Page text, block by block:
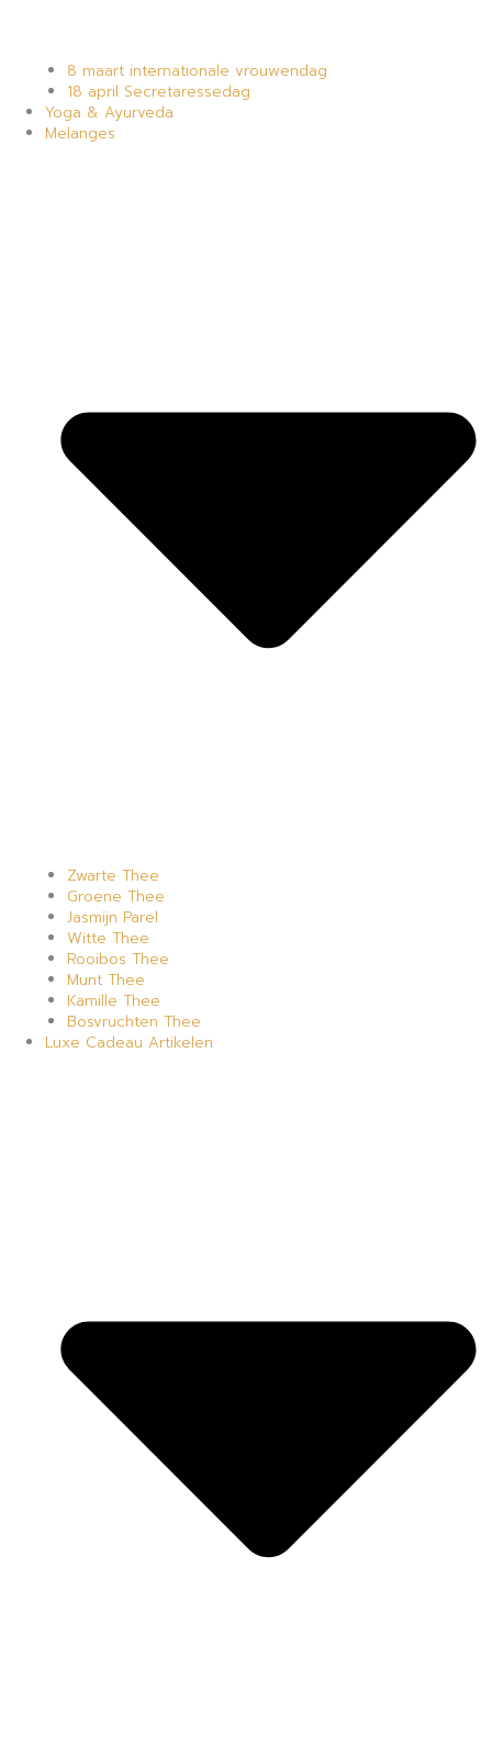
8 maart internationale vrouwendag
18 april Secretaressedag
Yoga & Ayurveda
Melanges
Zwarte Thee
Groene Thee
Jasmijn Parel
Witte Thee
Rooibos Thee
Munt Thee
Kamille Thee
Bosvruchten Thee
Luxe Cadeau Artikelen